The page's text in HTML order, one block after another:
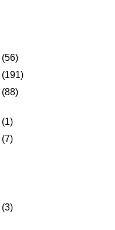
(56)
(191)
(88)
(1)
(7)
(3)